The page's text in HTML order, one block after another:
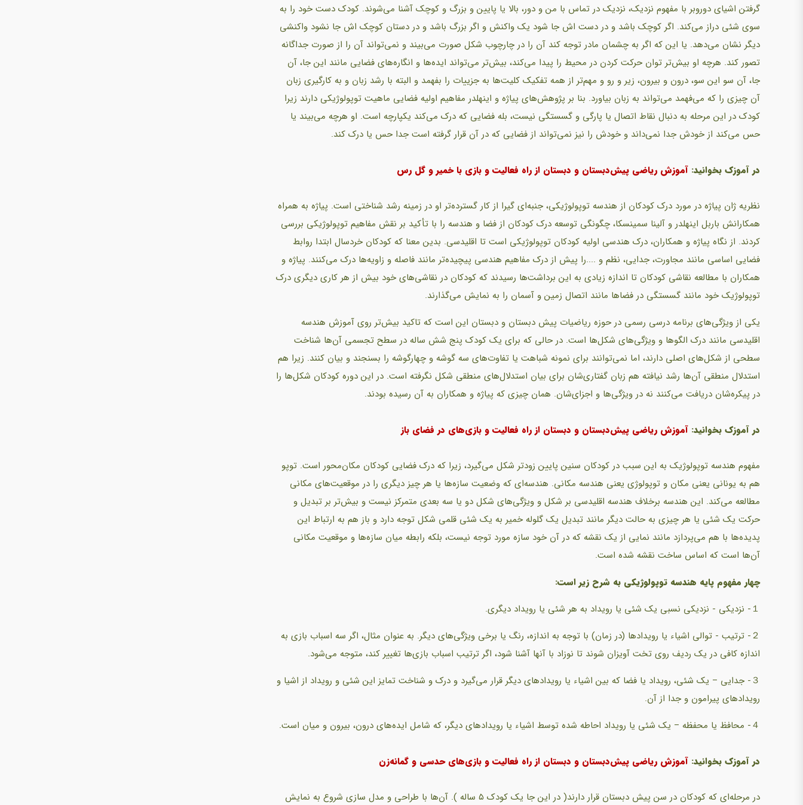
گرفتن اشیای دوروبر با مفهوم نزدیک، نزدیک در تماس با من و دور، بالا یا پایین و بزرگ و کوچک آشنا می‌شوند. کودک دست خود را به
سوی شئی دراز می‌کند. اگر کوچک باشد و در دست اش جا شود یک واکنش و اگر بزرگ باشد و در دستان کوچک اش جا نشود واکنشی
دیگر نشان می‌دهد. یا این که اگر به چشمان مادر توجه کند آن را در چارچوب شکل صورت می‌بیند و نمی‌تواند آن را از صورت جداگانه
تصور کند. هرچه او بیش‌تر توان حرکت کردن در محیط را پیدا می‌کند، بیش‌تر می‌تواند ایده‌ها و انگاره‌های فضایی مانند این جا، آن
جا، آن سو این سو، درون و بیرون، زیر و رو و مهم‌تر از همه تفکیک کلیت‌ها به جزییات را بفهمد و البته با رشد زبان و به کارگیری زبان
آن چیزی را که می‌فهمد می‌تواند به زبان بیاورد. بنا بر پژوهش‌های پیاژه و اینهلدر مفاهیم اولیه فضایی ماهیت توپولوژیکی دارند زیرا
کودک در این مرحله به دنبال نقاط اتصال یا پارگی و گسستگی نیست، بله فضایی که درک می‌کند یکپارچه است. او هرچه می‌بیند یا
حس می‌کند از خودش جدا نمی‌داند و خودش را نیز نمی‌تواند از فضایی که در آن قرار گرفته است جدا حس یا درک کند.
در آموزک بخوانید: آموزش ریاضی پیش‌دبستان و دبستان از راه فعالیت و بازی با خمیر و گل رس
نظریه ژان پیاژه در مورد درک کودکان از هندسه توپولوژیکی، جنبه‌ای گیرا از کار گسترده‌تر او در زمینه رشد شناختی است. پیاژه به همراه
همکارانش باربل اینهلدر و آلینا سمینسکا، چگونگی توسعه درک کودکان از فضا و هندسه را با تأکید بر نقش مفاهیم توپولوژیکی بررسی
کردند. از نگاه پیاژه و همکاران، درک هندسی اولیه کودکان توپولوژیکی است تا اقلیدسی. بدین معنا که کودکان خردسال ابتدا روابط
فضایی اساسی مانند مجاورت، جدایی، نظم و ....را پیش از درک مفاهیم هندسی پیچیده‌تر مانند فاصله و زاویه‌ها درک می‌کنند. پیاژه و
همکاران با مطالعه نقاشی کودکان تا اندازه زیادی به این برداشت‌ها رسیدند که کودکان در نقاشی‌های خود بیش از هر کاری دیگری درک
توپولوژیک خود مانند گسستگی در فضاها مانند اتصال زمین و آسمان را به نمایش می‌گذارند.
یکی از ویژگی‌های برنامه درسی رسمی در حوزه ریاضیات پیش دبستان و دبستان این است که تاکید بیش‌تر روی آموزش هندسه
اقلیدسی مانند درک الگوها و ویژگی‌های شکل‌ها است. در حالی که برای یک کودک پنج شش ساله در سطح تجسمی آن‌ها شناخت
سطحی از شکل‌های اصلی دارند، اما نمی‌توانند برای نمونه شباهت یا تفاوت‌های سه گوشه و چهارگوشه را بسنجند و بیان کنند. زیرا هم
استدلال منطقی آن‌ها رشد نیافته هم زبان گفتاری‌شان برای بیان استدلال‌های منطقی شکل نگرفته است. در این دوره کودکان شکل‌ها را
در پیکره‌شان دریافت می‌کنند نه در ویژگی‌ها و اجزای‌شان. همان چیزی که پیاژه و همکاران به آن رسیده بودند.
در آموزک بخوانید: آموزش ریاضی پیش‌دبستان و دبستان از راه فعالیت و بازی‌های در فضای باز
مفهوم هندسه توپولوژیک به این سبب در کودکان سنین پایین زودتر شکل می‌گیرد، زیرا که درک فضایی کودکان مکان‌محور است. توپو
هم به یونانی یعنی مکان و توپولوژی یعنی هندسه مکانی. هندسه‌ای که وضعیت سازه‌ها یا هر چیز دیگری را در موقعیت‌های مکانی
مطالعه می‌کند. این هندسه برخلاف هندسه اقلیدسی بر شکل و ویژگی‌های شکل دو یا سه بعدی متمرکز نیست و بیش‌تر بر تبدیل و
حرکت یک شئی یا هر چیزی به حالت دیگر مانند تبدیل یک گلوله خمیر به یک شئی قلمی شکل توجه دارد و باز هم به ارتباط این
پدیده‌ها با هم می‌پردازد مانند نمایی از یک نقشه که در آن خود سازه مورد توجه نیست، بلکه رابطه میان سازه‌ها و موقعیت مکانی
آن‌ها است که اساس ساخت نقشه شده است.
چهار مفهوم پایه هندسه توپولوژیکی به شرح زیر است:
１- نزدیکی - نزدیکی نسبی یک شئی یا رویداد به هر شئی یا رویداد دیگری.
２- ترتیب - توالی اشیاء یا رویدادها (در زمان) با توجه به اندازه، رنگ یا برخی ویژگی‌های دیگر. به عنوان مثال، اگر سه اسباب بازی به
اندازه کافی در یک ردیف روی تخت آویزان شوند تا نوزاد با آنها آشنا شود، اگر ترتیب اسباب بازی‌ها تغییر کند، متوجه می‌شود.
３- جدایی – یک شئی، رویداد یا فضا که بین اشیاء یا رویدادهای دیگر قرار می‌گیرد و درک و شناخت تمایز این شئی و رویداد از اشیا و
رویدادهای پیرامون و جدا از آن.
４- محافظ یا محفظه – یک شئی یا رویداد احاطه شده توسط اشیاء یا رویدادهای دیگر، که شامل ایده‌های درون، بیرون و میان است.
در آموزک بخوانید: آموزش ریاضی پیش‌دبستان و دبستان از راه فعالیت و بازی‌های حدسی و گمانه‌زن
در مرحله‌ای که کودکان در سن پیش دبستان قرار دارند( در این جا یک کودک ۵ ساله ). آن‌ها با طراحی و مدل سازی شروع به نمایش